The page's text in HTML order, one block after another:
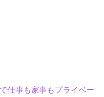
仕事も家事もプライベー